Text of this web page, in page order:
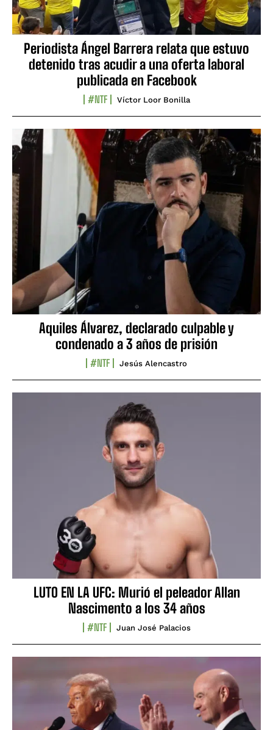
Periodista Ángel Barrera relata que estuvo
detenido tras acudir a una oferta laboral
publicada en Facebook
#NTF Víctor Loor Bonilla
Aquiles Álvarez, declarado culpable y
condenado a 3 años de prisión
#NTF Jesús Alencastro
LUTO EN LA UFC: Murió el peleador Allan
Nascimento a los 34 años
#NTF Juan José Palacios